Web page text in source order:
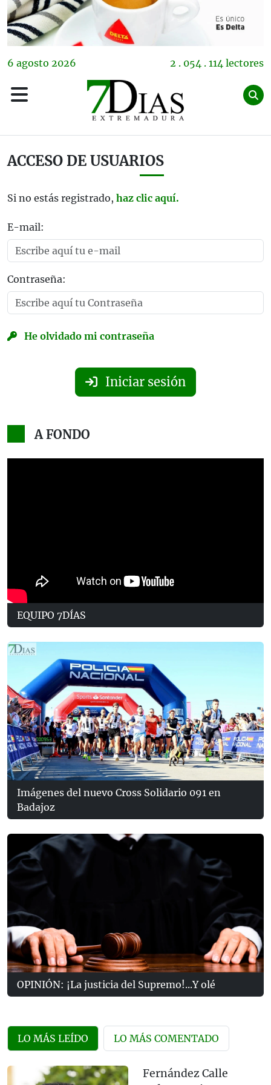
6 agosto 2026 2 . 054 . 114 lectores
ACCESO DE USUARIOS
Si no estás registrado, haz clic aquí.
E-mail:
Contraseña:
He olvidado mi contraseña
Iniciar sesión
A FONDO
EQUIPO 7DÍAS
Imágenes del nuevo Cross Solidario 091 en
Badajoz
OPINIÓN: ¡La justicia del Supremo!...Y olé
LO MÁS LEÍDO LO MÁS COMENTADO
Fernández Calle